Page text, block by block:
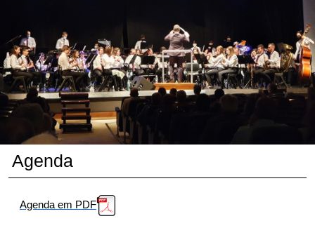
Agenda
Agenda em PDF